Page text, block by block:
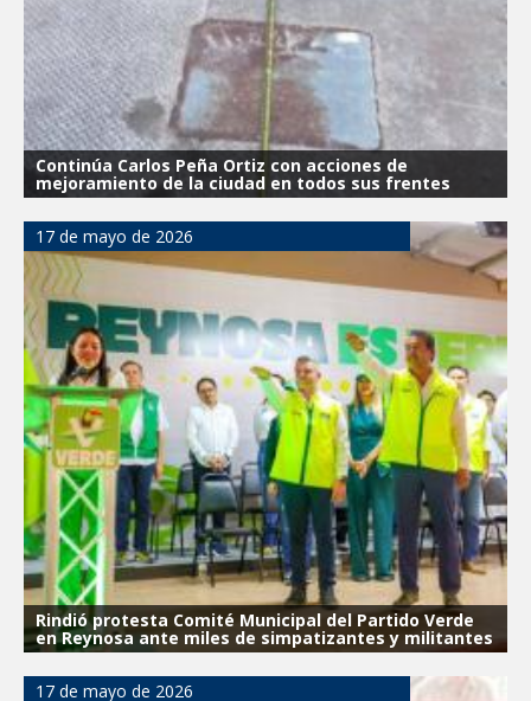
Continúa Carlos Peña Ortiz con acciones de
mejoramiento de la ciudad en todos sus frentes
17 de mayo de 2026
Rindió protesta Comité Municipal del Partido Verde
en Reynosa ante miles de simpatizantes y militantes
17 de mayo de 2026